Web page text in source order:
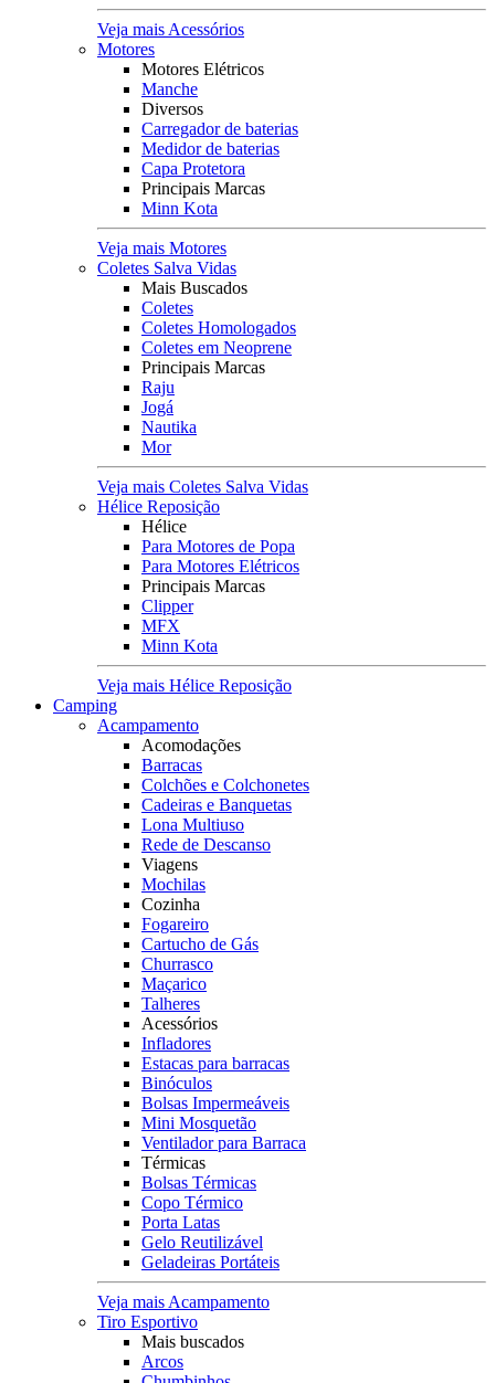
Veja mais Acessórios
Motores
Motores Elétricos
Manche
Diversos
Carregador de baterias
Medidor de baterias
Capa Protetora
Principais Marcas
Minn Kota
Veja mais Motores
Coletes Salva Vidas
Mais Buscados
Coletes
Coletes Homologados
Coletes em Neoprene
Principais Marcas
Raju
Jogá
Nautika
Mor
Veja mais Coletes Salva Vidas
Hélice Reposição
Hélice
Para Motores de Popa
Para Motores Elétricos
Principais Marcas
Clipper
MFX
Minn Kota
Veja mais Hélice Reposição
Camping
Acampamento
Acomodações
Barracas
Colchões e Colchonetes
Cadeiras e Banquetas
Lona Multiuso
Rede de Descanso
Viagens
Mochilas
Cozinha
Fogareiro
Cartucho de Gás
Churrasco
Maçarico
Talheres
Acessórios
Infladores
Estacas para barracas
Binóculos
Bolsas Impermeáveis
Mini Mosquetão
Ventilador para Barraca
Térmicas
Bolsas Térmicas
Copo Térmico
Porta Latas
Gelo Reutilizável
Geladeiras Portáteis
Veja mais Acampamento
Tiro Esportivo
Mais buscados
Arcos